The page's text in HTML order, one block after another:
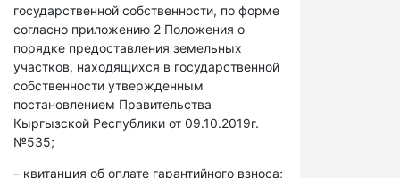
государственной собственности, по форме
согласно приложению 2 Положения о
порядке предоставления земельных
участков, находящихся в государственной
собственности утвержденным
постановлением Правительства
Кыргызской Республики от 09.10.2019г.
№535;
– квитанция об оплате гарантийного взноса;